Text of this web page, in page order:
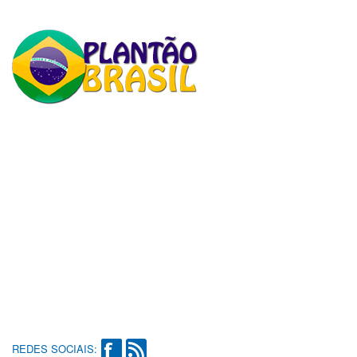
REDES SOCIAIS: